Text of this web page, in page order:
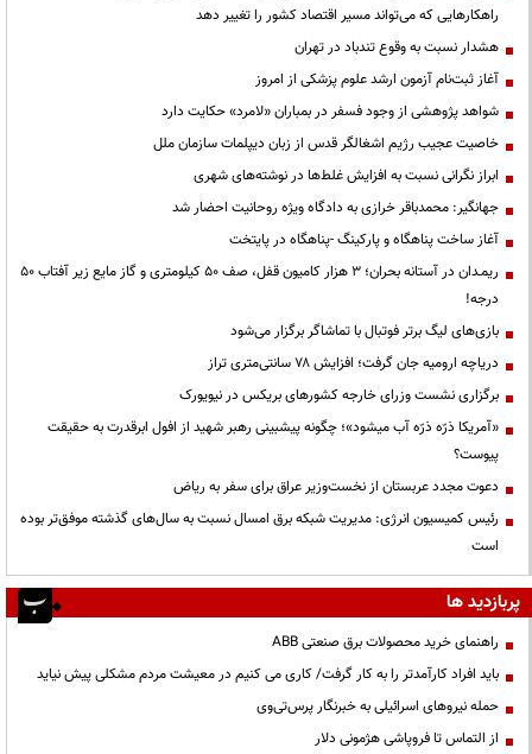
راهکارهایی که می‌تواند مسیر اقتصاد کشور را تغییر دهد
هشدار نسبت به وقوع تندباد در تهران
آغاز ثبت‌نام آزمون ارشد علوم پزشکی از امروز
شواهد پژوهشی از وجود فسفر در بمباران «لامرد» حکایت دارد
خاصیت عجیب رژیم اشغالگر قدس از زبان دیپلمات سازمان ملل
ابراز نگرانی نسبت به افزایش غلط‌ها در نوشته‌های شهری
جهانگیر: محمدباقر خرازی به دادگاه ویژه روحانیت احضار شد
آغاز ساخت پناهگاه و پارکینگ -پناهگاه در پایتخت
ریمـدان در آستانه بحران؛ ۳ هزار کامیون قفل، صف ۵۰ کیلومتری و گاز مایع زیر آفتاب ۵۰
درجه!
بازی‌های لیگ برتر فوتبال با تماشاگر برگزار می‌شود
دریاچه ارومیه جان گرفت؛ افزایش ۷۸ سانتی‌متری تراز
برگزاری نشست وزرای خارجه کشورهای بریکس در نیویورک
«آمریکا ذرّه ذرّه آب میشود»؛ چگونه پیشبینی رهبر شهید از افول ابرقدرت به حقیقت
پیوست؟
دعوت مجدد عربستان از نخست‌وزیر عراق برای سفر به ریاض
رئیس کمیسیون انرژی: مدیریت شبکه برق امسال نسبت به سال‌های گذشته موفق‌تر بوده
است
پربازدید ها
راهنمای خرید محصولات برق صنعتی ABB
باید افراد کارآمدتر را به کار گرفت/ کاری می کنیم در معیشت مردم مشکلی پیش نیاید
حمله نیروهای اسرائیلی به خبرنگار پرس‌تی‌وی
از التماس تا فروپاشی هژمونی دلار